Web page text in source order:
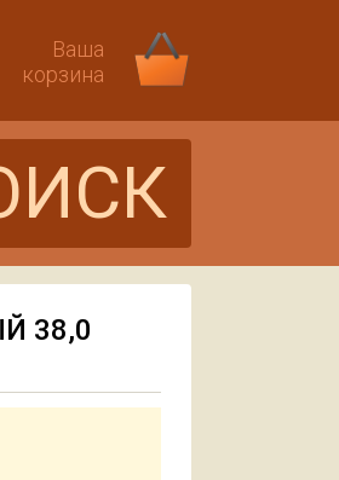
Ваша
корзина
38,0